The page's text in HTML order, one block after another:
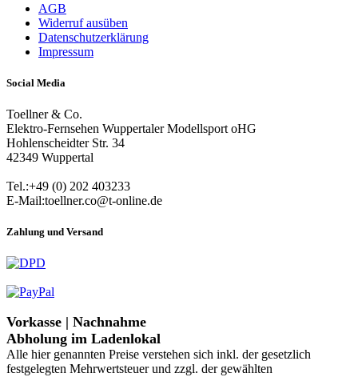
AGB
Widerruf ausüben
Datenschutzerklärung
Impressum
Social Media
Toellner & Co.
Elektro-Fernsehen Wuppertaler Modellsport oHG
Hohlenscheidter Str. 34
42349 Wuppertal
Tel.:+49 (0) 202 403233
E-Mail:toellner.co@t-online.de
Zahlung und Versand
Vorkasse | Nachnahme
Abholung im Ladenlokal
Alle hier genannten Preise verstehen sich inkl. der gesetzlich
festgelegten Mehrwertsteuer und zzgl. der gewählten